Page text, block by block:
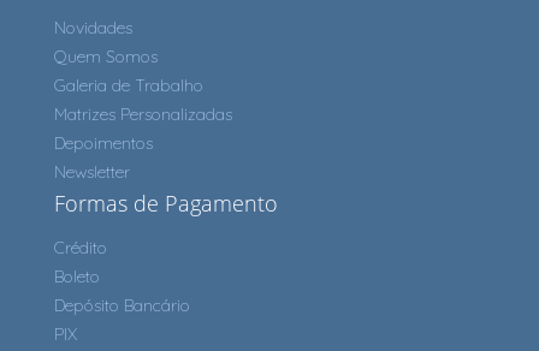
Novidades
Quem Somos
Galeria de Trabalho
Matrizes Personalizadas
Depoimentos
Newsletter
Formas de Pagamento
Crédito
Boleto
Depósito Bancário
PIX